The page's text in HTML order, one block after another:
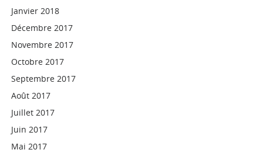
Janvier 2018
Décembre 2017
Novembre 2017
Octobre 2017
Septembre 2017
Août 2017
Juillet 2017
Juin 2017
Mai 2017